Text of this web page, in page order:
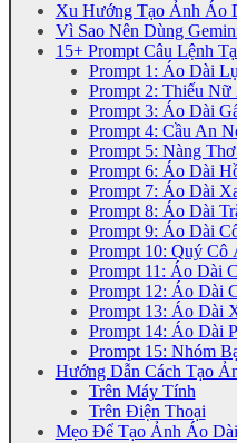
Xu Hướng Tạo Ảnh Áo
Vì Sao Nên Dùng
15+ Prompt Câu Lệnh
Prompt 1: Áo Dài
Prompt 2: Thiếu
Prompt 3: Áo Dài
Prompt 4: Cầu An
Prompt 5: Nàng
Prompt 6: Áo Dài
Prompt 7: Áo Dài
Prompt 8: Áo Dài
Prompt 9: Áo Dài
Prompt 10: Quý
Prompt 11: Áo Dài
Prompt 12: Áo Dài
Prompt 13: Áo Dài
Prompt 14: Áo Dài
Prompt 15: Nhóm
Hướng Dẫn Cách Tạo
Trên Máy Tính
Trên Điện Thoại
Mẹo Để Tạo Ảnh Áo